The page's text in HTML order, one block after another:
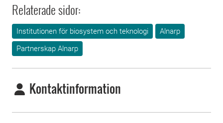
Relaterade sidor:
Institutionen för biosystem och teknologi
Alnarp
Partnerskap Alnarp
Kontaktinformation